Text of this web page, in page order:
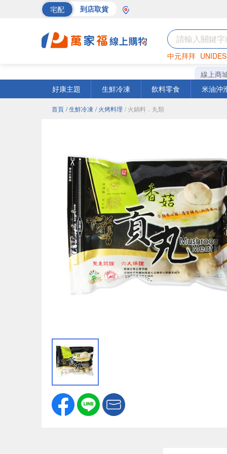
宅配 到店取貨
中元拜拜
巧克力 罐頭
線上商
好康主題
生鮮冷凍 飲料零食 米油沖
首頁 / 生鮮冷凍 / 火烤料理 / 火鍋料．丸類